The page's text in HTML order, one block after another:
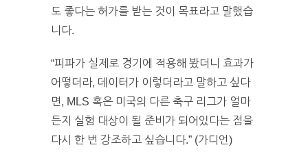
도 좋다는 허가를 받는 것이 목표라고 말했습
니다.
“피파가 실제로 경기에 적용해 봤더니 효과가
어떻더라, 데이터가 이렇더라고 말하고 싶다
면, MLS 혹은 미국의 다른 축구 리그가 얼마
든지 실험 대상이 될 준비가 되어있다는 점을
다시 한 번 강조하고 싶습니다.” (가디언)